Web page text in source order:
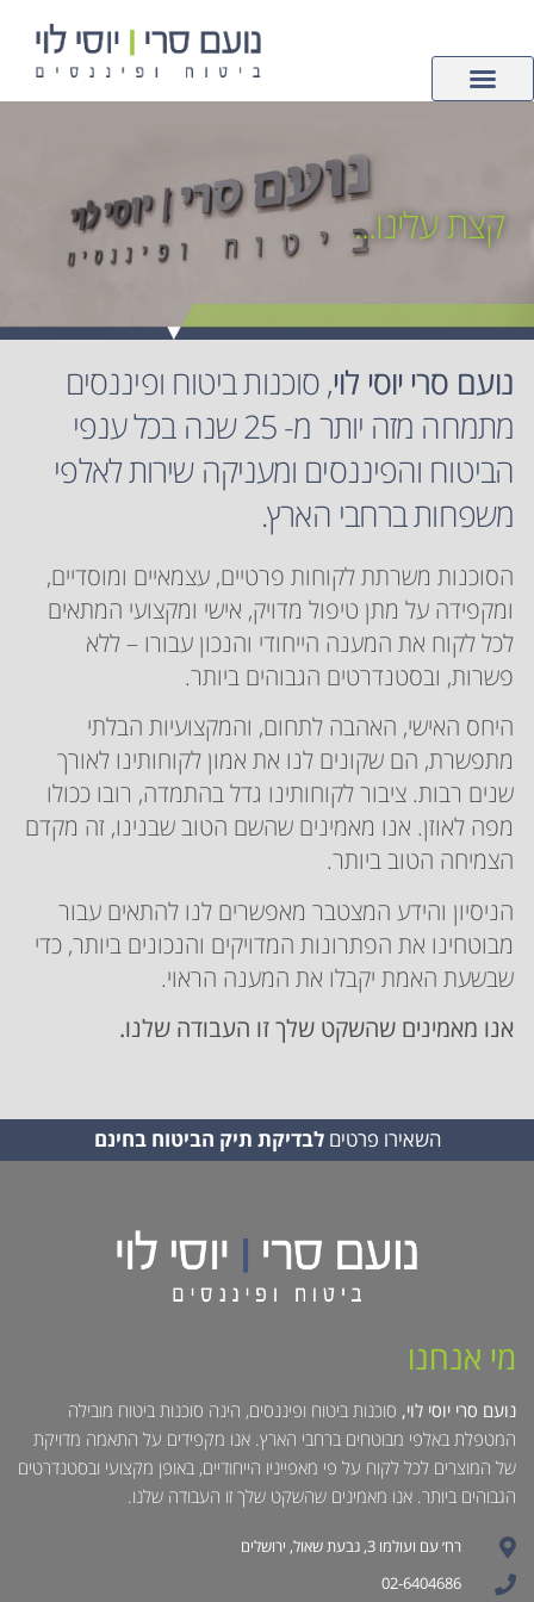
קצת עלינו...
נועם סרי יוסי לוי, סוכנות ביטוח ופיננסים
מתמחה מזה יותר מ- 25 שנה בכל ענפי
הביטוח והפיננסים ומעניקה שירות לאלפי
משפחות ברחבי הארץ.
הסוכנות משרתת לקוחות פרטיים, עצמאיים ומוסדיים,
ומקפידה על מתן טיפול מדויק, אישי ומקצועי המתאים
לכל לקוח את המענה הייחודי והנכון עבורו – ללא
פשרות, ובסטנדרטים הגבוהים ביותר.
היחס האישי, האהבה לתחום, והמקצועיות הבלתי
מתפשרת, הם שקונים לנו את אמון לקוחותינו לאורך
שנים רבות. ציבור לקוחותינו גדל בהתמדה, רובו ככולו
מפה לאוזן. אנו מאמינים שהשם הטוב שבנינו, זה מקדם
הצמיחה הטוב ביותר.
הניסיון והידע המצטבר מאפשרים לנו להתאים עבור
מבוטחינו את הפתרונות המדויקים והנכונים ביותר, כדי
שבשעת האמת יקבלו את המענה הראוי.
אנו מאמינים שהשקט שלך זו העבודה שלנו.
השאירו פרטיםלבדיקת תיק הביטוח בחינם
מי אנחנו
נועם סרי יוסי לוי, סוכנות ביטוח ופיננסים, הינה סוכנות ביטוח מובילה
המטפלת באלפי מבוטחים ברחבי הארץ. אנו מקפידים על התאמה מדויקת
של המוצרים לכל לקוח על פי מאפייניו הייחודיים, באופן מקצועי ובסטנדרטים
הגבוהים ביותר. אנו מאמינים שהשקט שלך זו העבודה שלנו.
רח׳ עם ועולמו 3, גבעת שאול, ירושלים
02-6404686